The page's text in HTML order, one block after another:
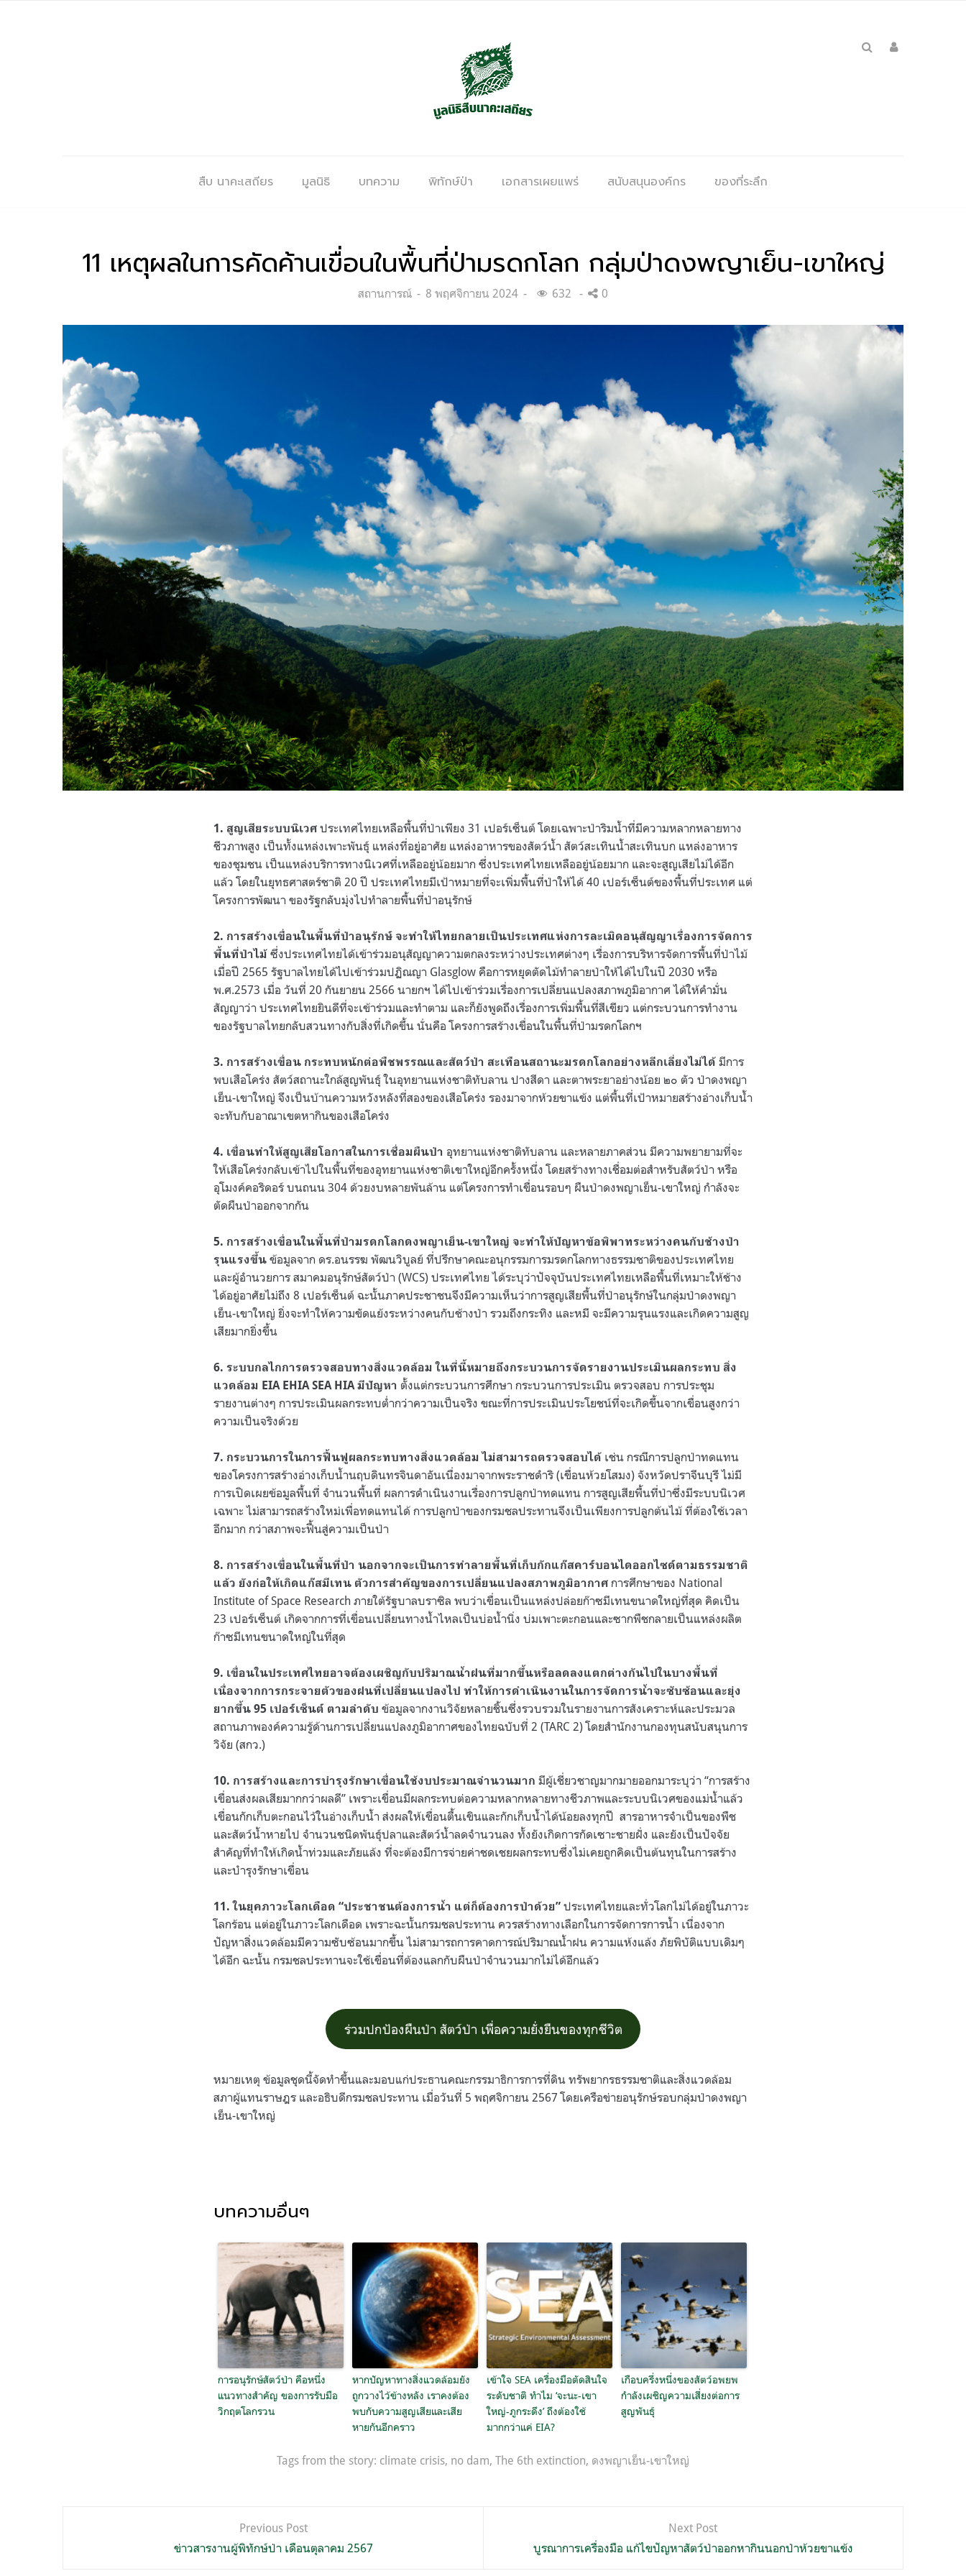
สืบ นาคะเสถียร มูลนิธิ บทความ พิทักษ์ป่า เอกสารเผยแพร่ สนับสนุนองค์กร ของที่ระลึก
11 เหตุผลในการคัดค้านเขื่อนในพื้นที่ป่ามรดกโลก กลุ่มป่าดงพญาเย็น-เขาใหญ่
Categories:
สถานการณ์
Posted
8 พฤศจิกายน 2024 632 0
1. สูญเสียระบบนิเวศ ประเทศไทยเหลือพื้นที่ป่าเพียง 31 เปอร์เซ็นต์ โดยเฉพาะป่าริมน้ำที่มีความหลากหลายทาง
ชีวภาพสูง เป็นทั้งแหล่งเพาะพันธุ์ แหล่งที่อยู่อาศัย แหล่งอาหารของสัตว์น้ำ สัตว์สะเทินน้ำสะเทินบก แหล่งอาหาร
ของชุมชน เป็นแหล่งบริการทางนิเวศที่เหลืออยู่น้อยมาก ซึ่งประเทศไทยเหลืออยู่น้อยมาก และจะสูญเสียไม่ได้อีก
แล้ว โดยในยุทธศาสตร์ชาติ 20 ปี ประเทศไทยมีเป้าหมายที่จะเพิ่มพื้นที่ป่าให้ได้ 40 เปอร์เซ็นต์ของพื้นที่ประเทศ แต่
โครงการพัฒนา ของรัฐกลับมุ่งไปทำลายพื้นที่ป่าอนุรักษ์
2. การสร้างเขื่อนในพื้นที่ป่าอนุรักษ์ จะทำให้ไทยกลายเป็นประเทศแห่งการละเมิดอนุสัญญาเรื่องการจัดการ
พื้นที่ป่าไม้ ซึ่งประเทศไทยได้เข้าร่วมอนุสัญญาความตกลงระหว่างประเทศต่างๆ เรื่องการบริหารจัดการพื้นที่ป่าไม้
เมื่อปี 2565 รัฐบาลไทยได้ไปเข้าร่วมปฏิณญา Glasglow คือการหยุดตัดไม้ทำลายป่าให้ได้ไปในปี 2030 หรือ
พ.ศ.2573 เมื่อ วันที่ 20 กันยายน 2566 นายกฯ ได้ไปเข้าร่วมเรื่องการเปลี่ยนแปลงสภาพภูมิอากาศ ได้ให้คำมั่น
สัญญาว่า ประเทศไทยยินดีที่จะเข้าร่วมและทำตาม และก็ยังพูดถึงเรื่องการเพิ่มพื้นที่สีเขียว แต่กระบวนการทำงาน
ของรัฐบาลไทยกลับสวนทางกับสิ่งที่เกิดขึ้น นั่นคือ โครงการสร้างเขื่อนในพื้นที่ป่ามรดกโลกฯ
3. การสร้างเขื่อน กระทบหนักต่อพืชพรรณและสัตว์ป่า สะเทือนสถานะมรดกโลกอย่างหลีกเลี่ยงไม่ได้ มีการ
พบเสือโคร่ง สัตว์สถานะใกล้สูญพันธุ์ ในอุทยานแห่งชาติทับลาน ปางสีดา และตาพระยาอย่างน้อย ๒๐ ตัว ป่าดงพญา
เย็น-เขาใหญ่ จึงเป็นบ้านความหวังหลังที่สองของเสือโคร่ง รองมาจากห้วยขาแข้ง แต่พื้นที่เป้าหมายสร้างอ่างเก็บน้ำ
จะทับกับอาณาเขตหากินของเสือโคร่ง
4. เขื่อนทำให้สูญเสียโอกาสในการเชื่อมผืนป่า อุทยานแห่งชาติทับลาน และหลายภาคส่วน มีความพยายามที่จะ
ให้เสือโคร่งกลับเข้าไปในพื้นที่ของอุทยานแห่งชาติเขาใหญ่อีกครั้งหนึ่ง โดยสร้างทางเชื่อมต่อสำหรับสัตว์ป่า หรือ
อุโมงค์คอริดอร์ บนถนน 304 ด้วยงบหลายพันล้าน แต่โครงการทำเขื่อนรอบๆ ผืนป่าดงพญาเย็น-เขาใหญ่ กำลังจะ
ตัดผืนป่าออกจากกัน
5. การสร้างเขื่อนในพื้นที่ป่ามรดกโลกดงพญาเย็น-เขาใหญ่ จะทำให้ปัญหาข้อพิพาทระหว่างคนกับช้างป่า
รุนแรงขึ้น ข้อมูลจาก ดร.อนรรฆ พัฒนวิบูลย์ ที่ปรึกษาคณะอนุกรรมการมรดกโลกทางธรรมชาติของประเทศไทย
และผู้อำนวยการ สมาคมอนุรักษ์สัตว์ป่า (WCS) ประเทศไทย ได้ระบุว่าปัจจุบันประเทศไทยเหลือพื้นที่เหมาะให้ช้าง
ได้อยู่อาศัยไม่ถึง 8 เปอร์เซ็นต์ ฉะนั้นภาคประชาชนจึงมีความเห็นว่าการสูญเสียพื้นที่ป่าอนุรักษ์ในกลุ่มป่าดงพญา
เย็น-เขาใหญ่ ยิ่งจะทำให้ความขัดแย้งระหว่างคนกับช้างป่า รวมถึงกระทิง และหมี จะมีความรุนแรงและเกิดความสูญ
เสียมากยิ่งขึ้น
6. ระบบกลไกการตรวจสอบทางสิ่งแวดล้อม ในที่นี้หมายถึงกระบวนการจัดรายงานประเมินผลกระทบ สิ่ง
แวดล้อม EIA EHIA SEA HIA มีปัญหา ตั้งแต่กระบวนการศึกษา กระบวนการประเมิน ตรวจสอบ การประชุม
รายงานต่างๆ การประเมินผลกระทบต่ำกว่าความเป็นจริง ขณะที่การประเมินประโยชน์ที่จะเกิดขึ้นจากเขื่อนสูงกว่า
ความเป็นจริงด้วย
7. กระบวนการในการฟื้นฟูผลกระทบทางสิ่งแวดล้อม ไม่สามารถตรวจสอบได้ เช่น กรณีการปลูกป่าทดแทน
ของโครงการสร้างอ่างเก็บน้ำนฤบดินทรจินดาอันเนื่องมาจากพระราชดำริ (เขื่อนห้วยโสมง) จังหวัดปราจีนบุรี ไม่มี
การเปิดเผยข้อมูลพื้นที่ จำนวนพื้นที่ ผลการดำเนินงานเรื่องการปลูกป่าทดแทน การสูญเสียพื้นที่ป่าซึ่งมีระบบนิเวศ
เฉพาะ ไม่สามารถสร้างใหม่เพื่อทดแทนได้ การปลูกป่าของกรมชลประทานจึงเป็นเพียงการปลูกต้นไม้ ที่ต้องใช้เวลา
อีกมาก กว่าสภาพจะฟื้นสู่ความเป็นป่า
8. การสร้างเขื่อนในพื้นที่ป่า นอกจากจะเป็นการทำลายพื้นที่เก็บกักแก๊สคาร์บอนไดออกไซด์ตามธรรมชาติ
แล้ว ยังก่อให้เกิดแก๊สมีเทน ตัวการสำคัญของการเปลี่ยนแปลงสภาพภูมิอากาศ การศึกษาของ National
Institute of Space Research ภายใต้รัฐบาลบราซิล พบว่าเขื่อนเป็นแหล่งปล่อยก๊าซมีเทนขนาดใหญ่ที่สุด คิดเป็น
23 เปอร์เซ็นต์ เกิดจากการที่เขื่อนเปลี่ยนทางน้ำไหลเป็นบ่อน้ำนิ่ง บ่มเพาะตะกอนและซากพืชกลายเป็นแหล่งผลิต
ก๊าซมีเทนขนาดใหญ่ในที่สุด
9. เขื่อนในประเทศไทยอาจต้องเผชิญกับปริมาณน้ำฝนที่มากขึ้นหรือลดลงแตกต่างกันไปในบางพื้นที่
เนื่องจากการกระจายตัวของฝนที่เปลี่ยนแปลงไป ทำให้การดำเนินงานในการจัดการน้ำจะซับซ้อนและยุ่ง
ยากขึ้น 95 เปอร์เซ็นต์ ตามลำดับ ข้อมูลจากงานวิจัยหลายชิ้นซึ่งรวบรวมในรายงานการสังเคราะห์และประมวล
สถานภาพองค์ความรู้ด้านการเปลี่ยนแปลงภูมิอากาศของไทยฉบับที่ 2 (TARC 2) โดยสำนักงานกองทุนสนับสนุนการ
วิจัย (สกว.)
10. การสร้างและการบำรุงรักษาเขื่อนใช้งบประมาณจำนวนมาก มีผู้เชี่ยวชาญมากมายออกมาระบุว่า “การสร้าง
เขื่อนส่งผลเสียมากกว่าผลดี” เพราะเขื่อนมีผลกระทบต่อความหลากหลายทางชีวภาพและระบบนิเวศของแม่น้ำแล้ว
เขื่อนกักเก็บตะกอนไว้ในอ่างเก็บน้ำ ส่งผลให้เขื่อนตื้นเขินและกักเก็บน้ำได้น้อยลงทุกปี สารอาหารจำเป็นของพืช
และสัตว์น้ำหายไป จำนวนชนิดพันธุ์ปลาและสัตว์น้ำลดจำนวนลง ทั้งยังเกิดการกัดเซาะชายฝั่ง และยังเป็นปัจจัย
สำคัญที่ทำให้เกิดน้ำท่วมและภัยแล้ง ที่จะต้องมีการจ่ายค่าชดเชยผลกระทบซึ่งไม่เคยถูกคิดเป็นต้นทุนในการสร้าง
และบำรุงรักษาเขื่อน
11. ในยุคภาวะโลกเดือด “ประชาชนต้องการน้ำ แต่ก็ต้องการป่าด้วย” ประเทศไทยและทั่วโลกไม่ได้อยู่ในภาวะ
โลกร้อน แต่อยู่ในภาวะโลกเดือด เพราะฉะนั้นกรมชลประทาน ควรสร้างทางเลือกในการจัดการการน้ำ เนื่องจาก
ปัญหาสิ่งแวดล้อมมีความซับซ้อนมากขึ้น ไม่สามารถการคาดการณ์ปริมาณน้ำฝน ความแห้งแล้ง ภัยพิบัติแบบเดิมๆ
ได้อีก ฉะนั้น กรมชลประทานจะใช้เขื่อนที่ต้องแลกกับผืนป่าจำนวนมากไม่ได้อีกแล้ว
ร่วมปกป้องผืนป่า สัตว์ป่า เพื่อความยั่งยืนของทุกชีวิต
หมายเหตุ ข้อมูลชุดนี้จัดทำขึ้นและมอบแก่ประธานคณะกรรมาธิการการที่ดิน ทรัพยากรธรรมชาติและสิ่งแวดล้อม
สภาผู้แทนราษฎร และอธิบดีกรมชลประทาน เมื่อวันที่ 5 พฤศจิกายน 2567 โดยเครือข่ายอนุรักษ์รอบกลุ่มป่าดงพญา
เย็น-เขาใหญ่
บทความอื่นๆ
การอนุรักษ์สัตว์ป่า คือหนึ่ง
แนวทางสำคัญ ของการรับมือ
วิกฤตโลกรวน
หากปัญหาทางสิ่งแวดล้อมยัง
ถูกวางไว้ข้างหลัง เราคงต้อง
พบกับความสูญเสียและเสีย
หายกันอีกคราว
เข้าใจ SEA เครื่องมือตัดสินใจ
ระดับชาติ ทำไม ‘จะนะ-เขา
ใหญ่-ภูกระดึง’ ถึงต้องใช้
มากกว่าแค่ EIA?
เกือบครึ่งหนึ่งของสัตว์อพยพ
กำลังเผชิญความเสี่ยงต่อการ
สูญพันธุ์
Tags from the story: climate crisis, no dam, The 6th extinction, ดงพญาเย็น-เขาใหญ่
Previous Post
ข่าวสารงานผู้พิทักษ์ป่า เดือนตุลาคม 2567
Next Post
บูรณาการเครื่องมือ แก้ไขปัญหาสัตว์ป่าออกหากินนอกป่าห้วยขาแข้ง